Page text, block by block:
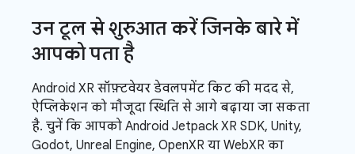
उन टूल से शुरुआत करें जिनके बारे में
आपको पता है
Android XR सॉफ़्टवेयर डेवलपमेंट किट की मदद से,
ऐप्लिकेशन को मौजूदा स्थिति से आगे बढ़ाया जा सकता
है. चुनें कि आपको Android Jetpack XR SDK, Unity,
Godot, Unreal Engine, OpenXR या WebXR का